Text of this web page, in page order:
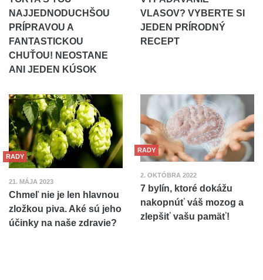
NAJJEDNODUCHŠOU
PRÍPRAVOU A
FANTASTICKOU
CHUŤOU! NEOSTANE
ANI JEDEN KÚSOK
VLASOV? VYBERTE SI
JEDEN PRÍRODNÝ
RECEPT
RADY
21. MÁJA 2023
Chmeľ nie je len hlavnou
zložkou piva. Aké sú jeho
účinky na naše zdravie?
RADY
2. OKTÓBRA 2022
7 bylín, ktoré dokážu
nakopnúť váš mozog a
zlepšiť vašu pamäť!